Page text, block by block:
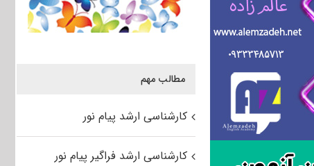
مطالب مهم
کارشناسی ارشد پیام نور
کارشناسی ارشد فراگیر پیام نور